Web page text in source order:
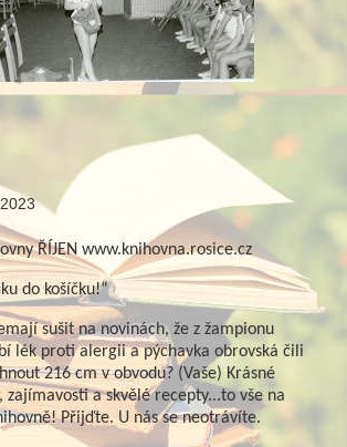
ŘÍJEN www.knihovna.rosice.cz
do košíčku!“
sušit na novinách, že z žampionu
lék proti alergii a pýchavka obrovská čili
216 cm v obvodu? (Vaše) Krásné
zajímavosti a skvělé recepty...to vše na
Přijďte. U nás se neotrávíte.